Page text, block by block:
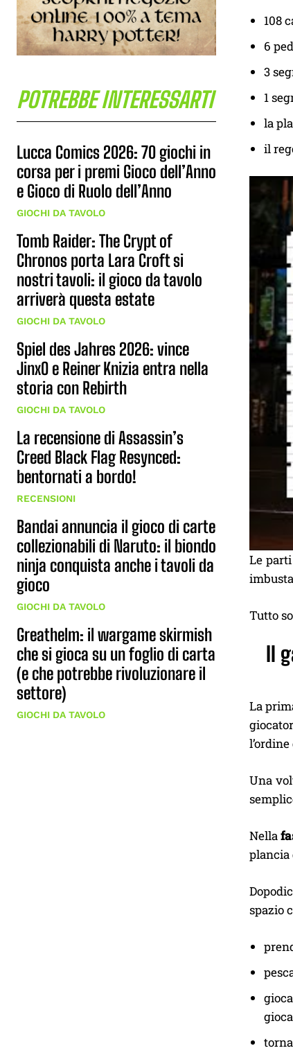
POTREBBE INTERESSARTI
Lucca Comics 2026: 70 giochi in
corsa per i premi Gioco dell’Anno
e Gioco di Ruolo dell’Anno
GIOCHI DA TAVOLO
Tomb Raider: The Crypt of
Chronos porta Lara Croft si
nostri tavoli: il gioco da tavolo
arriverà questa estate
GIOCHI DA TAVOLO
Spiel des Jahres 2026: vince
JinxO e Reiner Knizia entra nella
storia con Rebirth
GIOCHI DA TAVOLO
La recensione di Assassin’s
Creed Black Flag Resynced:
bentornati a bordo!
RECENSIONI
Bandai annuncia il gioco di carte
collezionabili di Naruto: il biondo
ninja conquista anche i tavoli da
gioco
GIOCHI DA TAVOLO
Greathelm: il wargame skirmish
che si gioca su un foglio di carta
(e che potrebbe rivoluzionare il
settore)
GIOCHI DA TAVOLO
108
6
3
1
la
il
Le
Tutto
Il
La
Una
Nella
plancia
spazio